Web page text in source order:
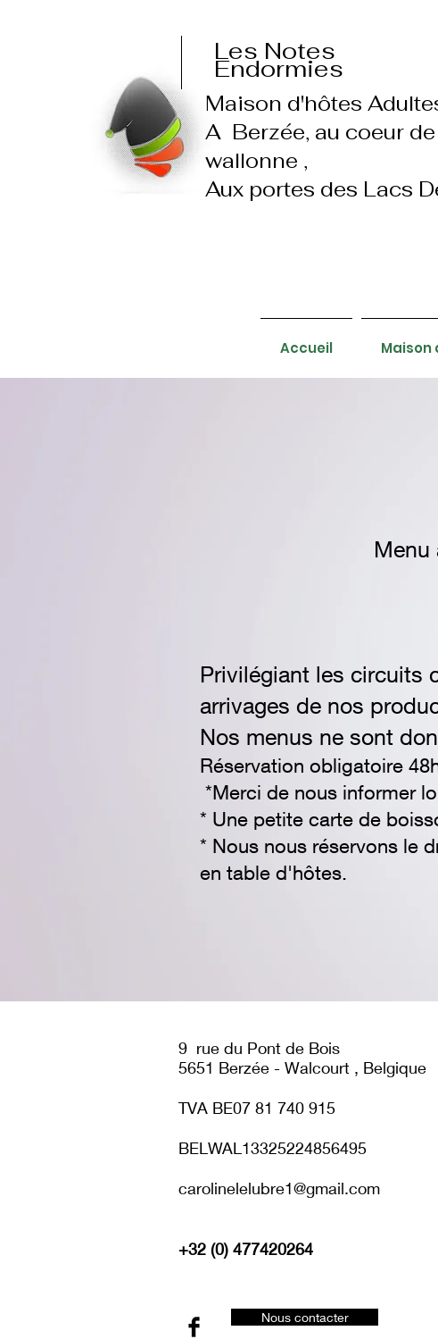
Les Notes
Endormies
Maison d'hôtes
A Berzée, au coeur
wallonne ,
Aux portes des Lacs
Accueil Maison
Menu
Privilégiant les circuits
arrivages de nos
Nos menus ne sont
Réservation obligatoire
*Merci de nous informer
* Une petite carte de
* Nous nous réservons le
en table d'hôtes.
9 rue du Pont de Bois
5651 Berzée - Walcourt , Belgique
TVA BE07 81 740 915
BELWAL13325224856495​
carolinelelubre1@gmail.com
+32 (0) 477420264
Nous contacter